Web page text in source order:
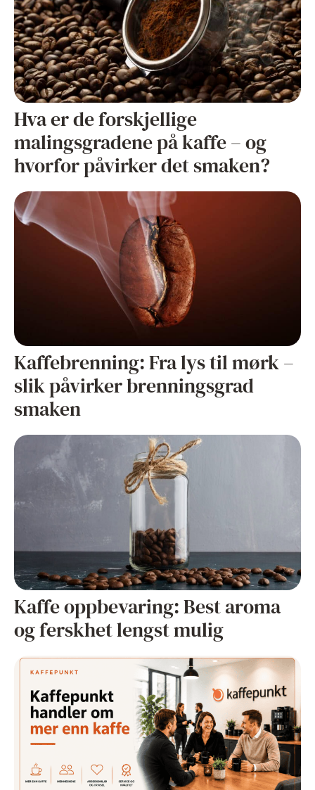
Hva er de forskjellige
malingsgradene på kaffe – og
hvorfor påvirker det smaken?
Kaffebrenning: Fra lys til mørk –
slik påvirker brenningsgrad
smaken
Kaffe oppbevaring: Best aroma
og ferskhet lengst mulig